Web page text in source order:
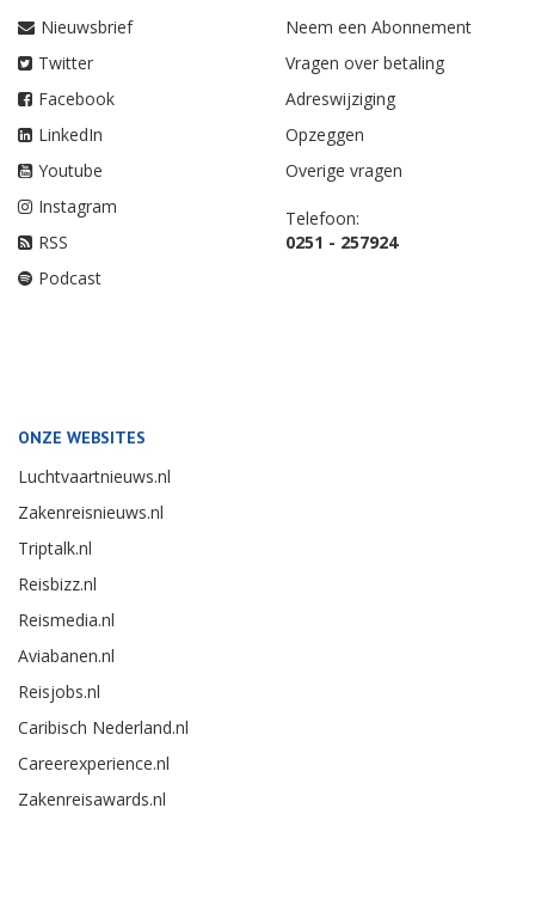
Nieuwsbrief
Twitter
Facebook
LinkedIn
Youtube
Instagram
RSS
Podcast
Neem een Abonnement
Vragen over betaling
Adreswijziging
Opzeggen
Overige vragen
Telefoon:
0251 - 257924
ONZE WEBSITES
Luchtvaartnieuws.nl
Zakenreisnieuws.nl
Triptalk.nl
Reisbizz.nl
Reismedia.nl
Aviabanen.nl
Reisjobs.nl
Caribisch Nederland.nl
Careerexperience.nl
Zakenreisawards.nl